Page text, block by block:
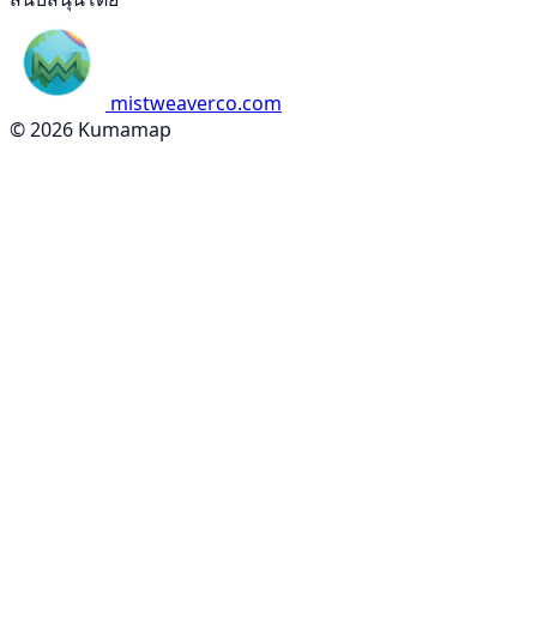
mistweaverco.com
© 2026 Kumamap